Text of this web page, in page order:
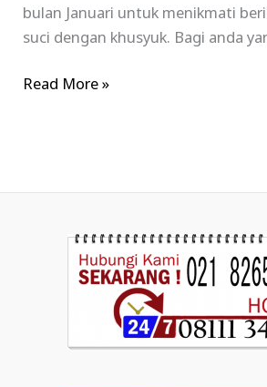
bulan Januari untuk menikmati
suci dengan khusyuk. Bagi anda
Read More »